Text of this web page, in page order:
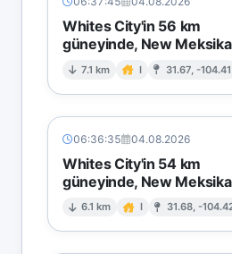
Whites City'in 56 km
güneyinde, New Meksika
7.1 km I 31.67, -104.41
06:36:35 04.08.2026
Whites City'in 54 km
güneyinde, New Meksika
6.1 km I 31.68, -